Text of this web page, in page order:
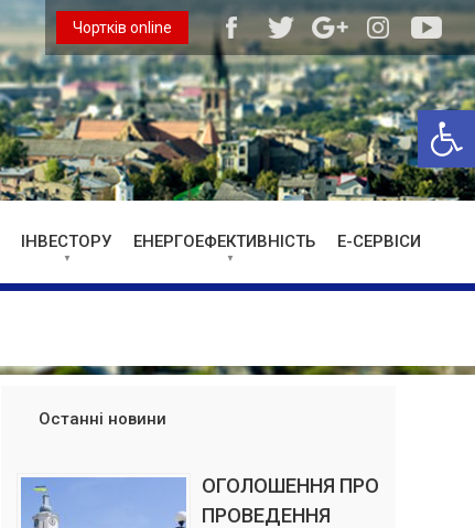
Чортків online
ІНВЕСТОРУ ЕНЕРГОЕФЕКТИВНІСТЬ Е-СЕРВІСИ
Останні новини
ОГОЛОШЕННЯ ПРО
ПРОВЕДЕННЯ